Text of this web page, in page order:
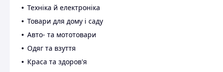
Техніка й електроніка
Товари для дому і саду
Авто- та мототовари
Одяг та взуття
Краса та здоров'я